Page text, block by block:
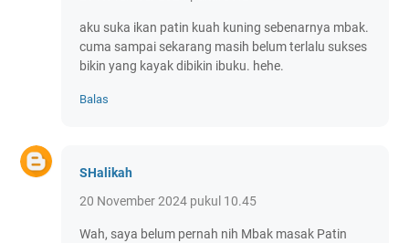
aku suka ikan patin kuah kuning sebenarnya mbak.
cuma sampai sekarang masih belum terlalu sukses
bikin yang kayak dibikin ibuku. hehe.
Balas
SHalikah
20 November 2024 pukul 10.45
Wah, saya belum pernah nih Mbak masak Patin